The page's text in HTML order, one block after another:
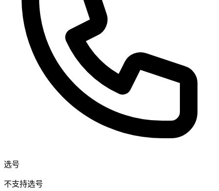
选号
不支持选号